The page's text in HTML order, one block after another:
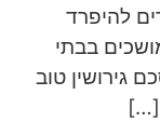
להיפרד
בבתי
גירושין טוב
[…]